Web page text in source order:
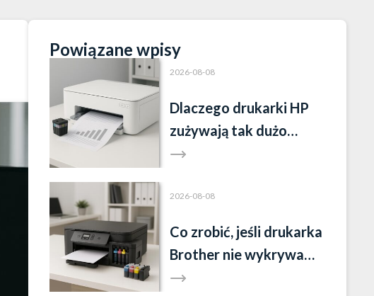
Powiązane wpisy
2026-08-08
Dlaczego drukarki HP
zużywają tak dużo
tuszu?
2026-08-08
Co zrobić, jeśli drukarka
Brother nie wykrywa
tuszu?